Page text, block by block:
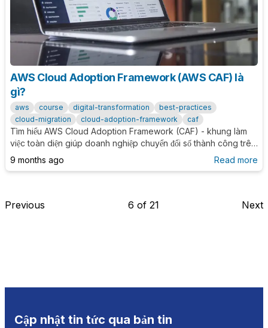
AWS Cloud Adoption Framework (AWS CAF) là
gì?
aws course digital-transformation
best-practices
cloud-migration
cloud-adoption-framework caf
Tìm hiểu AWS Cloud Adoption Framework (CAF) - khung làm
việc toàn diện giúp doanh nghiệp chuyển đổi số thành công trên
AWS Cloud thông qua 6 góc nhìn: Business, People,
Governance, Platform, Security và Operations.
9 months ago Read more
Previous 6 of 21 Next
Cập nhật tin tức qua bản tin